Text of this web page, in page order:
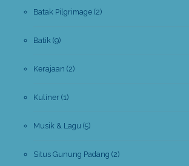
Batak Pilgrimage (2)
Batik (9)
Kerajaan (2)
Kuliner (1)
Musik & Lagu (5)
Situs Gunung Padang (2)